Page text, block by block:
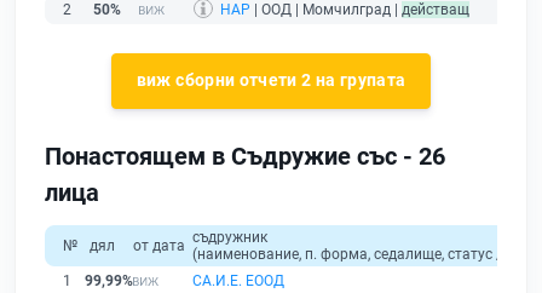
2
50% НАР | ООД | Момчилград | действащ
виж сборни отчети 2 на групата
Понастоящем в Съдружие със - 26
лица
№ дял от дата съдружник
(наименование, п. форма, седалище, статус /
1
99,99%
СА.И.Е. ЕООД